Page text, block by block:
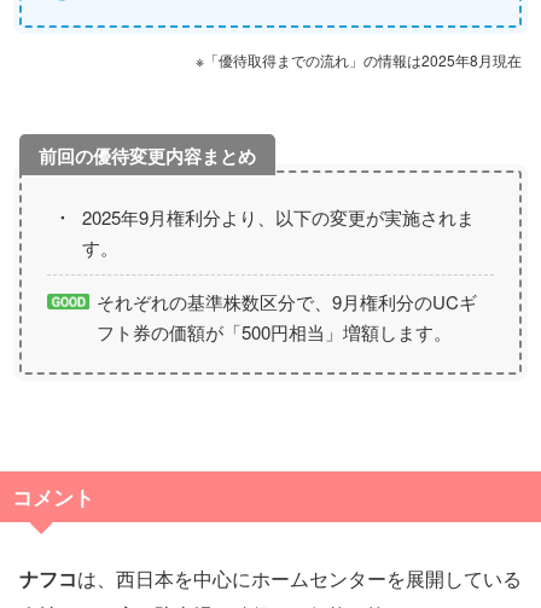
※「優待取得までの流れ」の情報は2025年8月現在
2025年9月権利分より、以下の変更が実施されま
す。
それぞれの基準株数区分で、9月権利分のUCギ
フト券の価額が「500円相当」増額します。
コメント
ナフコは、西日本を中心にホームセンターを展開している